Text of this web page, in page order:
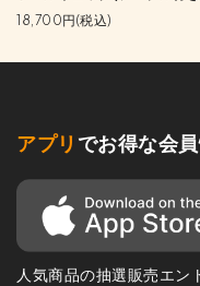
18,700円(税込)
アプリ でお得な会
人気商品の抽選販売エン